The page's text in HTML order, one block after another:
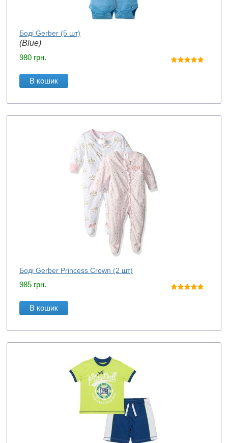
Боді Gerber (5 шт)
(Blue)
980 грн.
В кошик
Боді Gerber Princess Crown (2 шт)
985 грн.
В кошик